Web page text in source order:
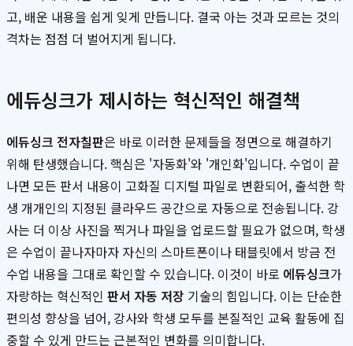
고, 배운 내용을 쉽게 잊게 만듭니다. 결국 아는 것과 모르는 것의
격차는 점점 더 벌어지게 됩니다.
에듀싱크가 제시하는 혁신적인 해결책
에듀싱크 전자칠판은 바로 이러한 문제들을 정면으로 해결하기
위해 탄생했습니다. 핵심은 '자동화'와 '개인화'입니다. 수업이 끝
나면 모든 판서 내용이 고화질 디지털 파일로 변환되어, 출석한 학
생 개개인의 지정된 클라우드 공간으로 자동으로 전송됩니다. 강
사는 더 이상 사진을 찍거나 파일을 업로드할 필요가 없으며, 학생
은 수업이 끝나자마자 자신의 스마트폰이나 태블릿에서 방금 전
수업 내용을 그대로 확인할 수 있습니다. 이것이 바로 에듀싱크가
자랑하는 혁신적인 판서 자동 저장 기술의 힘입니다. 이는 단순한
편의성 향상을 넘어, 강사와 학생 모두를 본질적인 교육 활동에 집
중할 수 있게 만드는 근본적인 변화를 의미합니다.